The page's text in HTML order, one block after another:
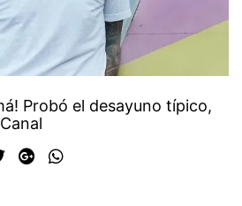
Probó el desayuno típico,